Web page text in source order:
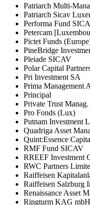
Patriarch Multi-
Patriarch Sicav
Performa Fund
Petercam
Pictet Funds
PineBridge
Pleiade SICAV
Polar Capital
Pri Investment SA
Prima Management
Principal
Private Trust
Pro Fonds (Lux)
Putnam Investment
Quadriga Asset
Quint:Essence
RMF Fund SICAV
RREEF Investment
RWC Partners
Raiffeisen
Raiffeisen Salzburg
Renaissance Asset
Ringturm KAG mbH